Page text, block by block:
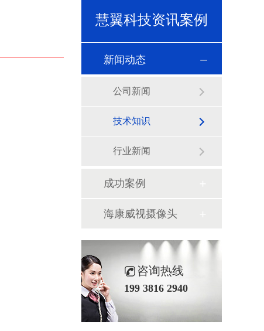
慧翼科技资讯案例
新闻动态
公司新闻
技术知识
行业新闻
成功案例
海康威视摄像头
咨询热线
199 3816 2940